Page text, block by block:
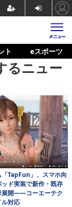
ト eスポーツ
るニュー
TapFun」、スマホ向
ド実装で新作・既存
展開——コーエーテク
ル対応